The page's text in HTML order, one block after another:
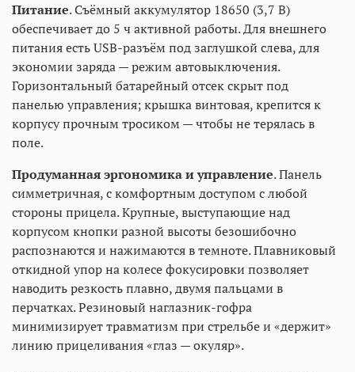
Питание. Съёмный аккумулятор 18650 (3,7 В)
обеспечивает до 5 ч активной работы. Для внешнего
питания есть USB-разъём под заглушкой слева, для
экономии заряда — режим автовыключения.
Горизонтальный батарейный отсек скрыт под
панелью управления; крышка винтовая, крепится к
корпусу прочным тросиком — чтобы не терялась в
поле.
Продуманная эргономика и управление. Панель
симметричная, с комфортным доступом с любой
стороны прицела. Крупные, выступающие над
корпусом кнопки разной высоты безошибочно
распознаются и нажимаются в темноте. Плавниковый
откидной упор на колесе фокусировки позволяет
наводить резкость плавно, двумя пальцами в
перчатках. Резиновый наглазник-гофра
минимизирует травматизм при стрельбе и «держит»
линию прицеливания «глаз — окуляр».